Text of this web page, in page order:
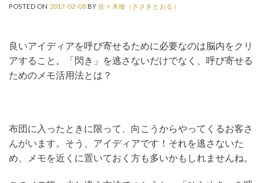
POSTED ON 2017-02-08 BY佐々木徹（ささきとおる）
良いアイディアを呼び寄せるために必要なのは脳内をクリ
アすること。「閃き」を逃さないだけでなく、呼び寄せる
ためのメモ活用法とは？
布団に入ったときに限って、向こうからやってくるお客さ
んがいます。そう、アイディアです！それを逃さないた
め、メモを近くに置いておく方も多いかもしれませんね。